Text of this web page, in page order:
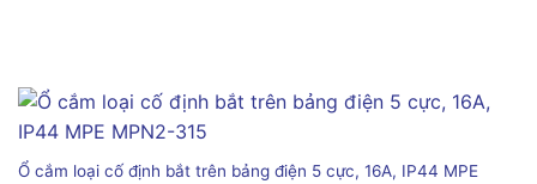
Ổ cắm loại cố định bắt trên bảng điện 5 cực, 16A, IP44 MPE